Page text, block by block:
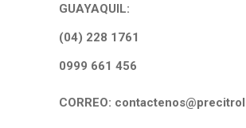
GUAYAQUIL:
(04) 228 1761
0999 661 456
CORREO: